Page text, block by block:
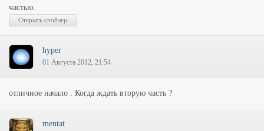
частью.
hyper
01 Августа 2012, 21:54
отличное начало . Когда ждать вторую часть ?
mentat